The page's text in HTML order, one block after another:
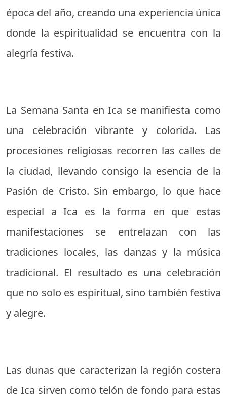
época del año, creando una experiencia única
donde la espiritualidad se encuentra con la
alegría festiva.
La Semana Santa en Ica se manifiesta como
una celebración vibrante y colorida. Las
procesiones religiosas recorren las calles de
la ciudad, llevando consigo la esencia de la
Pasión de Cristo. Sin embargo, lo que hace
especial a Ica es la forma en que estas
manifestaciones se entrelazan con las
tradiciones locales, las danzas y la música
tradicional. El resultado es una celebración
que no solo es espiritual, sino también festiva
y alegre.
Las dunas que caracterizan la región costera
de Ica sirven como telón de fondo para estas